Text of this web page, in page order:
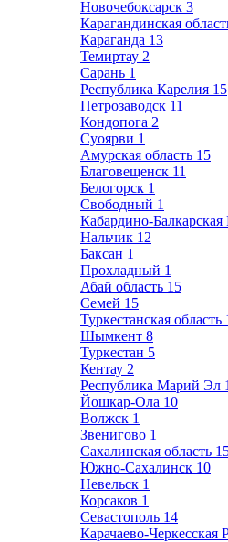
Новочебоксарск 3
Карагандинская
Караганда 13
Темиртау 2
Сарань 1
Республика Карелия 15
Петрозаводск 11
Кондопога 2
Суоярви 1
Амурская область 15
Благовещенск 11
Белогорск 1
Свободный 1
Кабардино-Балкарская
Нальчик 12
Баксан 1
Прохладный 1
Абай область 15
Семей 15
Туркестанская область
Шымкент 8
Туркестан 5
Кентау 2
Республика Марий Эл
Йошкар-Ола 10
Волжск 1
Звенигово 1
Сахалинская область
Южно-Сахалинск 10
Невельск 1
Корсаков 1
Севастополь 14
Карачаево-Черкесская